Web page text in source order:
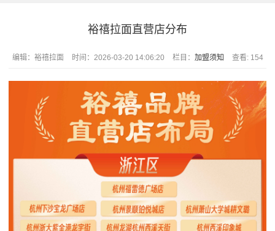
裕禧拉面直营店分布
编辑：裕禧拉面 时间：2026-03-20 14:06:20 栏目： 加盟须知 查看: 154